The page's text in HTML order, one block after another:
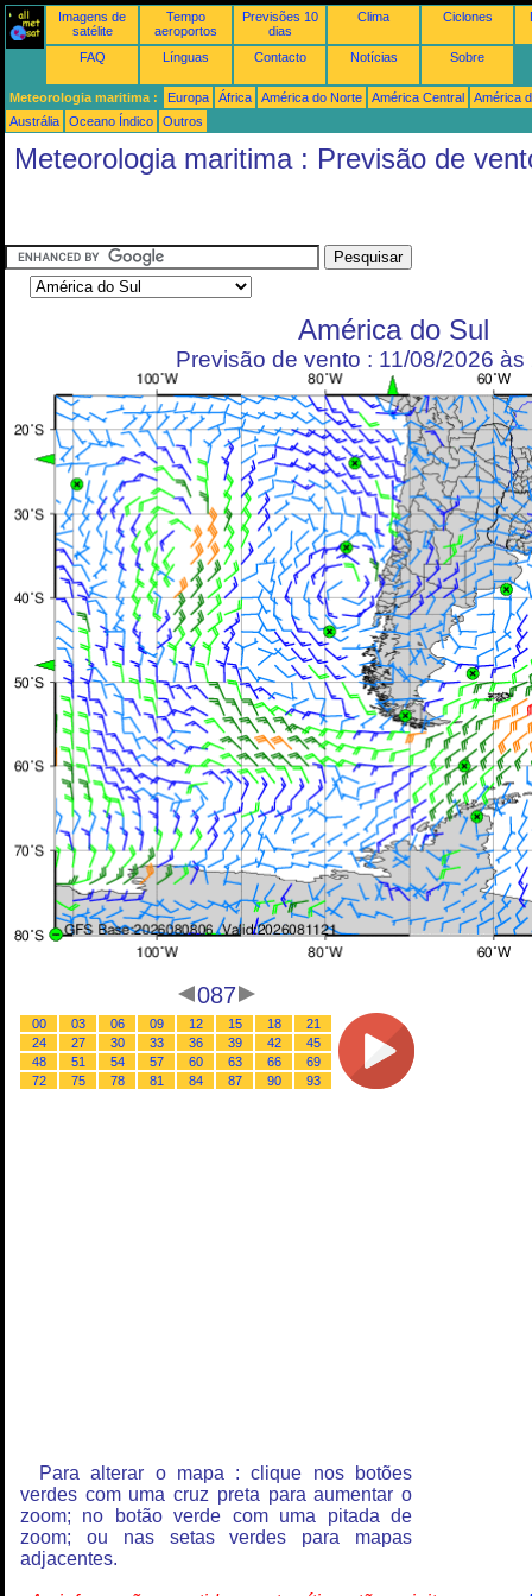
Imagens de
satélite
Tempo
aeroportos
Previsões 10
dias
Clima Ciclones
FAQ Línguas Contacto Notícias Sobre
Meteorologia maritima : Europa África América do Norte América Central
América
Austrália
Oceano Índico Outros
Meteorologia maritima : Previsão de
América do Sul
Previsão de vento : 11/08/2026 às
087
00 03 06 09 12 15 18
21
24
27 30 33 36 39 42
45
48
51 54 57 60 63 66
69
72
75 78 81 84 87 90 93
Para alterar o mapa : clique nos botões
verdes com uma cruz preta para aumentar o
zoom; no botão verde com uma pitada de
zoom; ou nas setas verdes para mapas
adjacentes.